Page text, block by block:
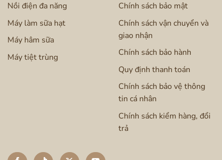
Nồi điện đa năng
Máy làm sữa hạt
Máy hâm sữa
Máy tiệt trùng
Chính sách bảo mật
Chính sách vận chuyển và
giao nhận
Chính sách bảo hành
Quy định thanh toán
Chính sách bảo vệ thông
tin cá nhân
Chính sách kiểm hàng, đổi
trả